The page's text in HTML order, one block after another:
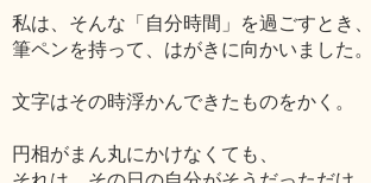
私は、そんな「自分時間」を過ごすとき、
筆ペンを持って、はがきに向かいました。
文字はその時浮かんできたものをかく。
円相がまん丸にかけなくても、